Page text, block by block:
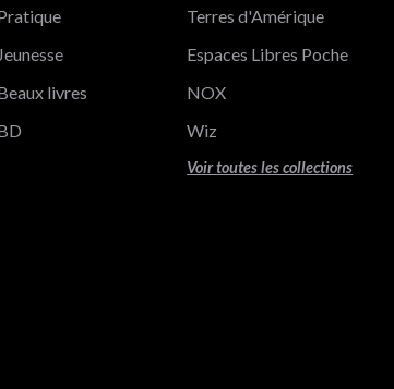
Jeunesse
livres
Terres d'Amérique
Espaces Libres Poche
NOX
Wiz
Voir toutes les collections